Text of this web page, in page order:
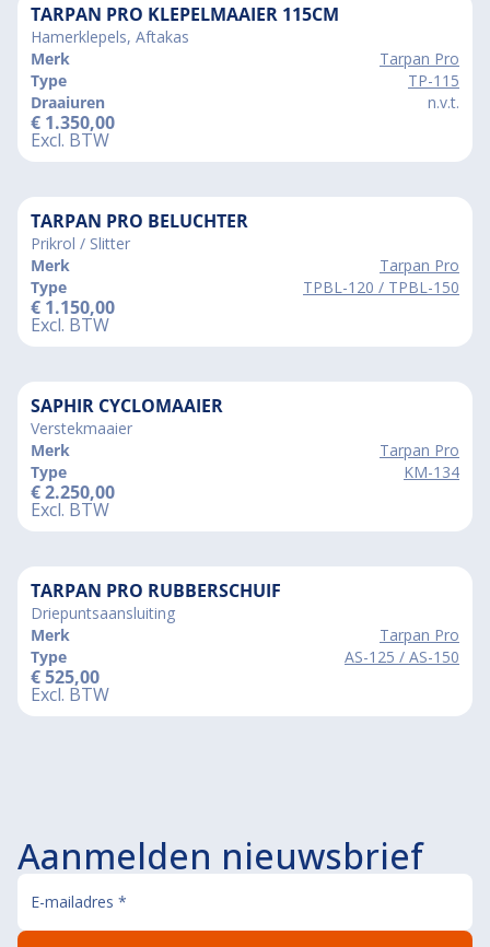
TARPAN PRO KLEPELMAAIER 115CM
Hamerklepels, Aftakas
Merk
Tarpan Pro
Type
TP-115
Draaiuren
n.v.t.
€ 1.350,00
Excl. BTW
TARPAN PRO BELUCHTER
Prikrol / Slitter
Merk
Tarpan Pro
Type
TPBL-120 / TPBL-150
€ 1.150,00
Excl. BTW
SAPHIR CYCLOMAAIER
Verstekmaaier
Merk
Tarpan Pro
Type
KM-134
€2.250,00
Excl. BTW
TARPAN PRO RUBBERSCHUIF
Driepuntsaansluiting
Merk
Tarpan Pro
Type
AS-125 / AS-150
€525,00
Excl. BTW
Aanmelden nieuwsbrief